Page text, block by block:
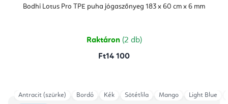
Bodhi Lotus Pro TPE puha jógaszőnyeg 183 x 60 cm x 6 mm
átlagos
értékelése
csillag.
Raktáron (2 db)
Ft14 100
Antracit (szürke) Bordó Kék Sötétlila Mango Light Blue